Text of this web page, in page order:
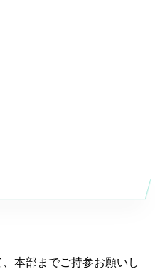
本部までご持参お願いし